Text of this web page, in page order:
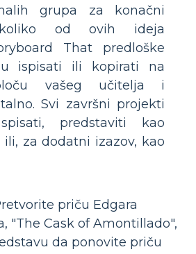
grupa za konačni
od ovih ideja
That predloške
ispisati ili kopirati na
vašeg učitelja i
Svi završni projekti
predstaviti kao
za dodatni izazov, kao
priču Edgara
"The Cask of Amontillado",
da ponovite priču